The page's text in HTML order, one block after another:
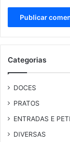
Categorias
DOCES
PRATOS
ENTRADAS E
DIVERSAS